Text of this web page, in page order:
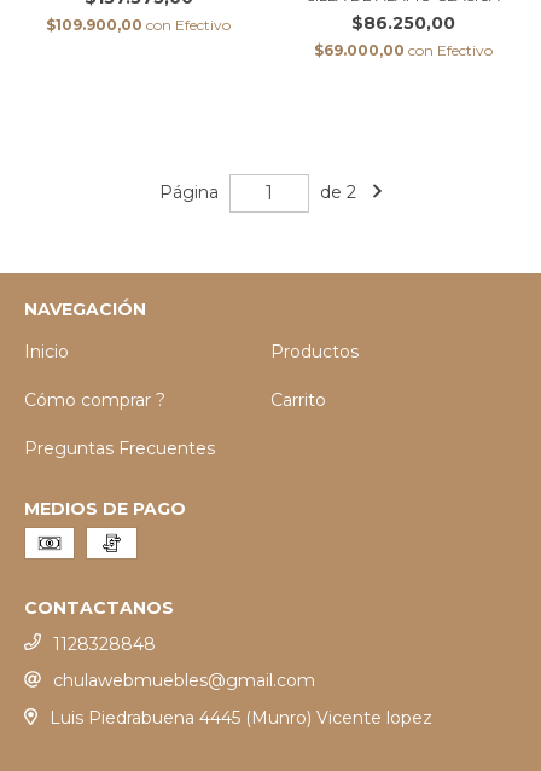
$109.900,00 con Efectivo $86.250,00
$69.000,00 con Efectivo
Página de 2
NAVEGACIÓN
Inicio
Productos
Cómo comprar ? Carrito
Preguntas Frecuentes
MEDIOS DE PAGO
CONTACTANOS
1128328848
chulawebmuebles@gmail.com
Luis Piedrabuena 4445 (Munro) Vicente lopez